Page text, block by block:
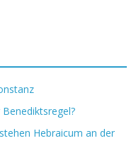
Hebraicum an der